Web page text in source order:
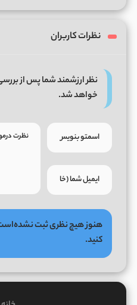
نظرات کاربران
نظر ارزشمند شما پس از
خواهد شد.
هنوز هیچ نظری ثبت
کنید.